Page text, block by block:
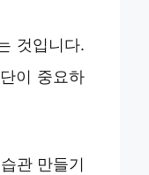
것입니다.
이 중요하
관 만들기